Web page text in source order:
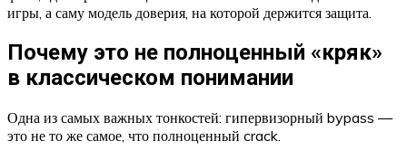
игры, а саму модель доверия, на которой держится защита.
Почему это не полноценный «кряк»
в классическом понимании
Одна из самых важных тонкостей: гипервизорный bypass —
это не то же самое, что полноценный crack.